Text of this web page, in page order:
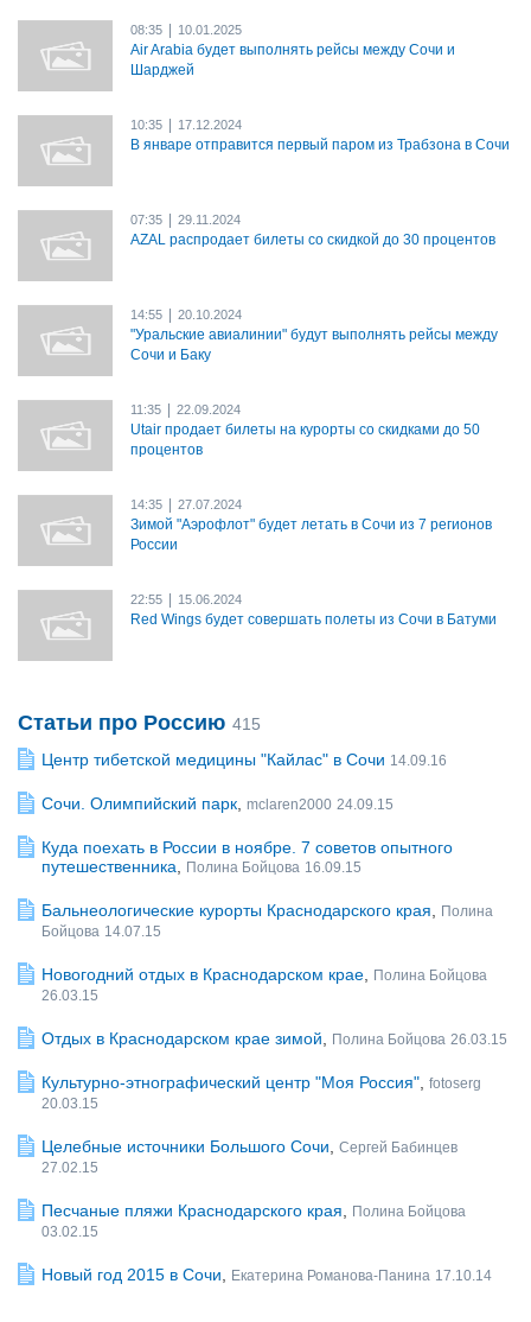
08:35 10.01.2025
Air Arabia будет выполнять рейсы между Сочи и
Шарджей
10:35 17.12.2024
В январе отправится первый паром из Трабзона в Сочи
07:35 29.11.2024
AZAL распродает билеты со скидкой до 30 процентов
14:55 20.10.2024
"Уральские авиалинии" будут выполнять рейсы между
Сочи и Баку
11:35 22.09.2024
Utair продает билеты на курорты со скидками до 50
процентов
14:35 27.07.2024
Зимой "Аэрофлот" будет летать в Сочи из 7 регионов
России
22:55 15.06.2024
Red Wings будет совершать полеты из Сочи в Батуми
Статьи про Россию 415
Центр тибетской медицины "Кайлас" в Сочи 14.09.16
Сочи. Олимпийский парк mclaren2000 24.09.15
Куда поехать в России в ноябре. 7 советов опытного
путешественника
Полина Бойцова 16.09.15
Бальнеологические курорты Краснодарского края
Полина
Бойцова 14.07.15
Новогодний отдых в Краснодарском крае
Полина Бойцова
26.03.15
Отдых в Краснодарском крае зимой Полина Бойцова 26.03.15
Культурно-этнографический центр "Моя Россия" fotoserg
20.03.15
Целебные источники Большого Сочи
Сергей Бабинцев
27.02.15
Песчаные пляжи Краснодарского края
Полина Бойцова
03.02.15
Новый год 2015 в Сочи Екатерина Романова-Панина 17.10.14